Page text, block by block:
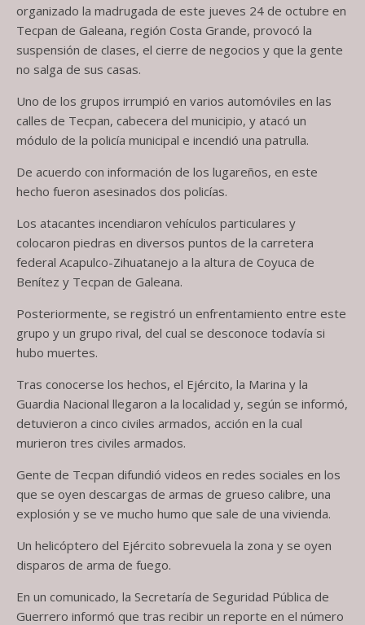
organizado la madrugada de este jueves 24 de octubre en
Tecpan de Galeana, región Costa Grande, provocó la
suspensión de clases, el cierre de negocios y que la gente
no salga de sus casas.
Uno de los grupos irrumpió en varios automóviles en las
calles de Tecpan, cabecera del municipio, y atacó un
módulo de la policía municipal e incendió una patrulla.
De acuerdo con información de los lugareños, en este
hecho fueron asesinados dos policías.
Los atacantes incendiaron vehículos particulares y
colocaron piedras en diversos puntos de la carretera
federal Acapulco-Zihuatanejo a la altura de Coyuca de
Benítez y Tecpan de Galeana.
Posteriormente, se registró un enfrentamiento entre este
grupo y un grupo rival, del cual se desconoce todavía si
hubo muertes.
Tras conocerse los hechos, el Ejército, la Marina y la
Guardia Nacional llegaron a la localidad y, según se informó,
detuvieron a cinco civiles armados, acción en la cual
murieron tres civiles armados.
Gente de Tecpan difundió videos en redes sociales en los
que se oyen descargas de armas de grueso calibre, una
explosión y se ve mucho humo que sale de una vivienda.
Un helicóptero del Ejército sobrevuela la zona y se oyen
disparos de arma de fuego.
En un comunicado, la Secretaría de Seguridad Pública de
Guerrero informó que tras recibir un reporte en el número